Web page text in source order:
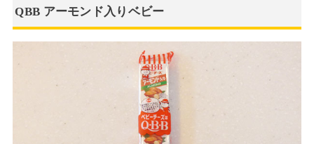
QBB アーモンド入りベビー